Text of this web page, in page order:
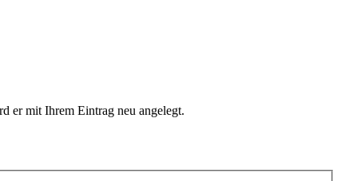
er mit Ihrem Eintrag neu angelegt.